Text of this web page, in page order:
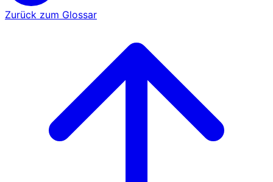
Zurück zum Glossar